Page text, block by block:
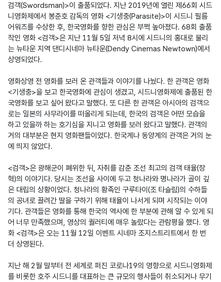
검객(Swordsman)>이 출품되었다. 지난 2019년에 열린 제66회 시드
니영화제에서 봉준호 감독의 영화 <기생충(Parasite)>이 시드니 필름
어워즈를 수상한 후, 한국영화를 향한 관심은 부쩍 높아졌다. 68회 출품
작인 영화 <검객>은 지난 11월 5일 저녁 8시에 시드니의 홍대로 불리
는 뉴타운 지역 댄디시네마 뉴타운(Dendy Cinemas Newtown)에서
상영되었다.
영화상영 전 영화를 보러 온 관객들과 이야기를 나눴다. 한 관객은 영화
<기생충>을 보고 한국영화에 관심이 생겼고, 시드니영화제에 출품된 한
국영화를 보고 싶어 왔다고 말했다. 또 다른 한 관객은 아시아의 검객으
로는 일본의 사무라이를 떠올리게 되는데, 한국의 검객은 어떤 모습을
하고 있을까 하는 호기심을 지니고 영화를 보러 왔다고 말했다. 관객의
거의 대부분은 현지 영화팬들이었다. 한국계나 동양계의 관객은 거의 눈
에 띄지 않았다.
<검객>은 광해군이 폐위한 뒤, 자취를 감춘 조선 최고의 검객 태율(장
혁)의 이야기다. 당시는 조선을 사이에 두고 청나라와 명나라가 골이 깊
은 대립의 상황이었다. 청나라의 황족인 구루타이(조 타슬림)의 수하들
의 공녀로 끌려간 딸을 구하기 위해 태율이 나서게 되며 시작되는 이야
기다. 관객들은 영화를 통해 한국의 역사에 한 부분에 관해 알 수 있게 되
어 너무 만족했으며, 영상의 퀄러티에 매우 놀랐다는 관람평을 했다. 영
화 <검객>은 오는 11월 12일 이벤트 시네마 조지스트리트에서 한 번
더 상영된다.
지난 해 2월 말부터 전 세계로 퍼진 코로나19의 영향으로 시드니영화제
를 비롯한 호주 시드니를 대표하는 큰 규모의 행사들이 취소되거나 무기